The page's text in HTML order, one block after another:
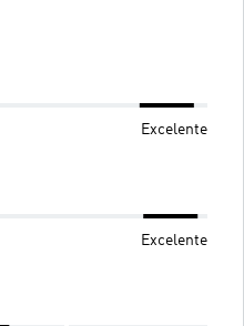
Excelente
Excelente